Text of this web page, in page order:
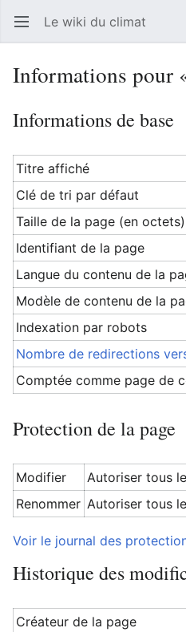
Ouvrir le menu principal Le wiki du climat
Informations pour
Informations de base
Titre affiché
Clé de tri par défaut
Taille de la page (en octets)
Identifiant de la page
Langue du contenu de la
Modèle de contenu de la
Indexation par robots
Nombre de redirections
Comptée comme page de
Protection de la page
Modifier
Autoriser tous
Renommer Autoriser tous
Voir le journal des
Historique des
Créateur de la page